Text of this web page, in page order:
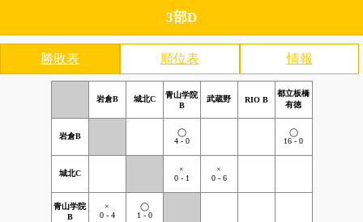
3部D
勝敗表 順位表 情報
岩倉B 城北C
青山学院
B
武蔵野 RIO B
都立板橋
有徳
岩倉B
◯
4 - 0
◯
16 - 0
城北C
×
0 - 1
×
0 - 6
青山学院
B
×
0 - 4
◯
1 - 0